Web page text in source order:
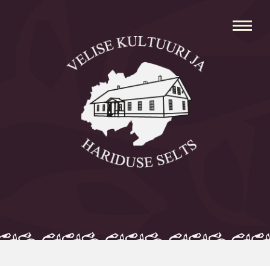
Avaleht
Aleksei Parnabas
Sillaotsa Talumuuseum